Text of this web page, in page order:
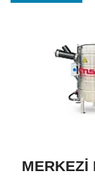
MERKEZİ